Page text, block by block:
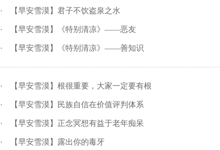
· 【早安雪漠】君子不饮盗泉之水
· 【早安雪漠】《特别清凉》——恶友
· 【早安雪漠】《特别清凉》——善知识
· 【早安雪漠】根很重要，大家一定要有根
· 【早安雪漠】民族自信在价值评判体系
· 【早安雪漠】正念冥想有益于老年痴呆
· 【早安雪漠】露出你的毒牙